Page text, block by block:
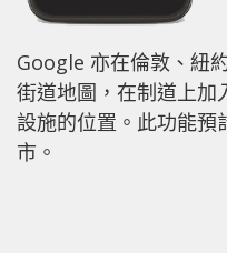
Google 亦在倫敦、紐
街道地圖，在制道上加
設施的位置。此功能預
市。